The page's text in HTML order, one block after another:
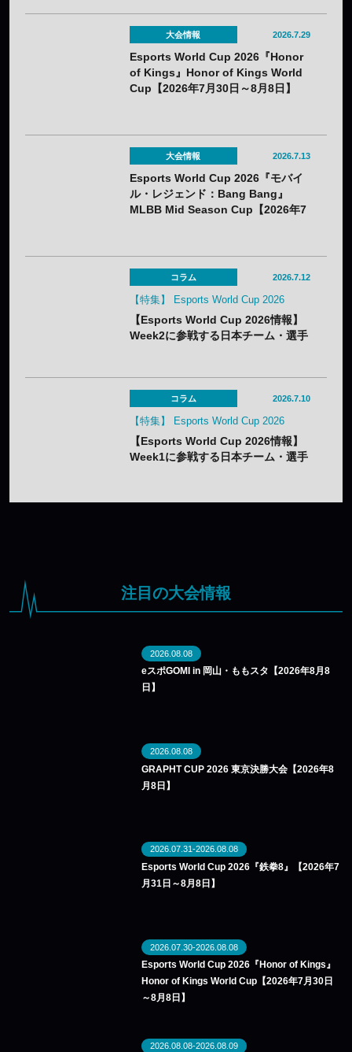
大会情報 2026.7.29
Esports World Cup 2026『Honor
of Kings』Honor of Kings World
Cup【2026年7月30日～8月8日】
大会情報 2026.7.13
Esports World Cup 2026『モバイ
ル・レジェンド：Bang Bang』
MLBB Mid Season Cup【2026年7
コラム 2026.7.12
【特集】 Esports World Cup 2026
【Esports World Cup 2026情報】
Week2に参戦する日本チーム・選手
コラム 2026.7.10
【特集】 Esports World Cup 2026
【Esports World Cup 2026情報】
Week1に参戦する日本チーム・選手
注目の大会情報
2026.08.08
eスポGOMI in 岡山・ももスタ【2026年8月8
日】
2026.08.08
GRAPHT CUP 2026 東京決勝大会【2026年8
月8日】
2026.07.31-2026.08.08
Esports World Cup 2026『鉄拳8』【2026年7
月31日～8月8日】
2026.07.30-2026.08.08
Esports World Cup 2026『Honor of Kings』
Honor of Kings World Cup【2026年7月30日
～8月8日】
2026.08.08-2026.08.09